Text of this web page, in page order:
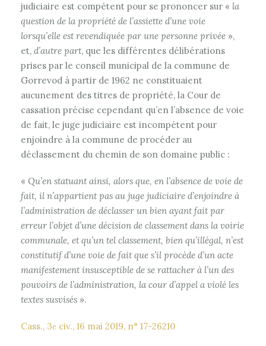
judiciaire est compétent pour se prononcer sur « la
question de la propriété de l’assiette d’une voie
lorsqu’elle est revendiquée par une personne privée »,
et, d’autre part, que les différentes délibérations
prises par le conseil municipal de la commune de
Gorrevod à partir de 1962 ne constituaient
aucunement des titres de propriété, la Cour de
cassation précise cependant qu’en l’absence de voie
de fait, le juge judiciaire est incompétent pour
enjoindre à la commune de procéder au
déclassement du chemin de son domaine public :
« Qu’en statuant ainsi, alors que, en l’absence de voie de
fait, il n’appartient pas au juge judiciaire d’enjoindre à
l’administration de déclasser un bien ayant fait par
erreur l’objet d’une décision de classement dans la voirie
communale, et qu’un tel classement, bien qu’illégal, n’est
constitutif d’une voie de fait que s’il procède d’un acte
manifestement insusceptible de se rattacher à l’un des
pouvoirs de l’administration, la cour d’appel a violé les
textes susvisés ».
Cass., 3e civ., 16 mai 2019, n° 17-26210